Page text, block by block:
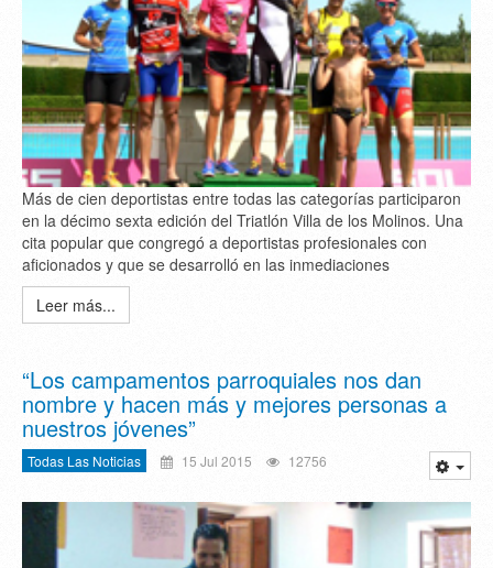
Más de cien deportistas entre todas las categorías participaron
en la décimo sexta edición del Triatlón Villa de los Molinos. Una
cita popular que congregó a deportistas profesionales con
aficionados y que se desarrolló en las inmediaciones
Leer más...
“Los campamentos parroquiales nos dan
nombre y hacen más y mejores personas a
nuestros jóvenes”
Todas Las Noticias 15 Jul 2015 12756